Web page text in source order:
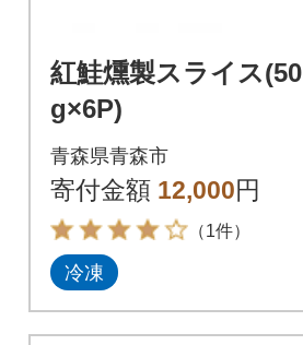
紅鮭燻製スライス(50
g×6P)
青森県青森市
寄付金額 12,000円
（1件）
冷凍